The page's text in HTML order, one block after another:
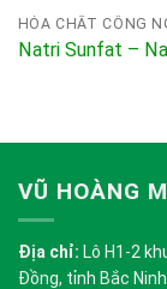
HÓA CHẤT CÔNG
Natri Sunfat –
VŨ HOÀNG
Địa chỉ: Lô H1-2
Đồng, tỉnh Bắc Ninh